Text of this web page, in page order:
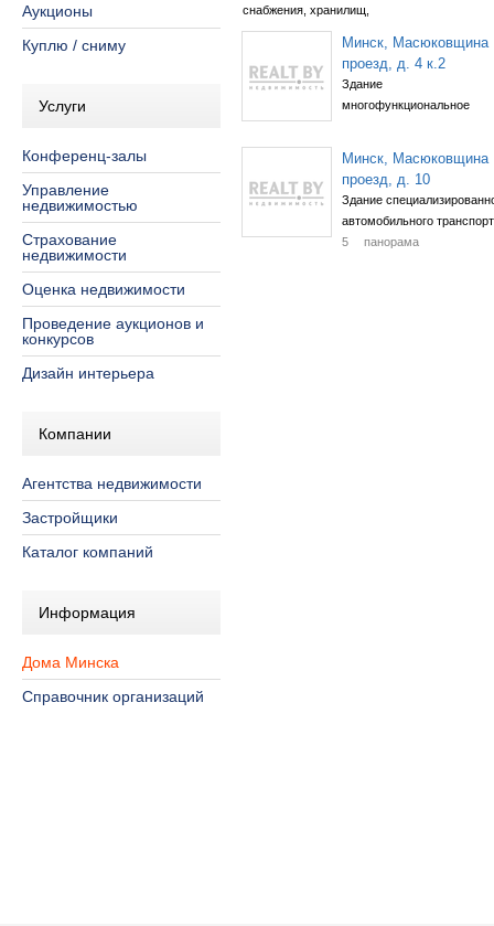
Аукционы
Куплю / сниму
Услуги
Конференц-залы
Управление
недвижимостью
Страхование
недвижимости
Оценка недвижимости
Проведение аукционов и
конкурсов
Дизайн интерьера
Компании
Агентства недвижимости
Застройщики
Каталог компаний
Информация
Дома Минска
Справочник организаций
снабжения, хранилищ,
Минск, Масюковщина
проезд, д. 4 к.2
Здание
многофункциональное
Минск, Масюковщина
проезд, д. 10
Здание
автомобильного
5
панорама